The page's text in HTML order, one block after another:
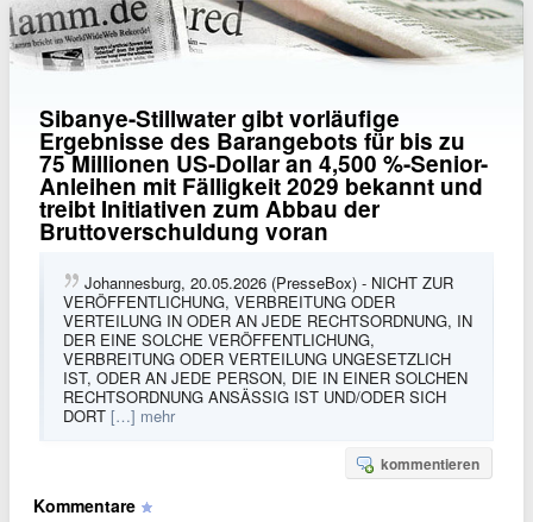
Sibanye-Stillwater gibt vorläufige
Ergebnisse des Barangebots für bis zu
75 Millionen US-Dollar an 4,500 %-Senior-
Anleihen mit Fälligkeit 2029 bekannt und
treibt Initiativen zum Abbau der
Bruttoverschuldung voran
Johannesburg, 20.05.2026 (PresseBox) - NICHT ZUR
VERÖFFENTLICHUNG, VERBREITUNG ODER
VERTEILUNG IN ODER AN JEDE RECHTSORDNUNG, IN
DER EINE SOLCHE VERÖFFENTLICHUNG,
VERBREITUNG ODER VERTEILUNG UNGESETZLICH
IST, ODER AN JEDE PERSON, DIE IN EINER SOLCHEN
RECHTSORDNUNG ANSÄSSIG IST UND/ODER SICH
DORT […] mehr
kommentieren
Kommentare